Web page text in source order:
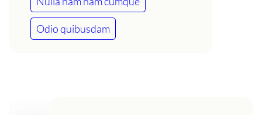
Odio quibusdam